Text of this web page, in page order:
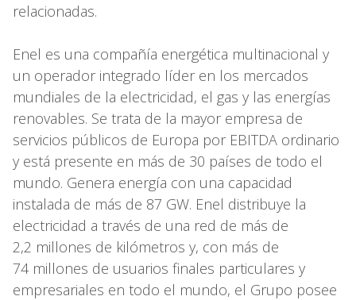
relacionadas.
Enel es una compañía energética multinacional y
un operador integrado líder en los mercados
mundiales de la electricidad, el gas y las energías
renovables. Se trata de la mayor empresa de
servicios públicos de Europa por EBITDA ordinario
y está presente en más de 30 países de todo el
mundo. Genera energía con una capacidad
instalada de más de 87 GW. Enel distribuye la
electricidad a través de una red de más de
2,2 millones de kilómetros y, con más de
74 millones de usuarios finales particulares y
empresariales en todo el mundo, el Grupo posee